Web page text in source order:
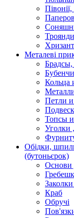
Металеві
Кольца
Петли
Топсы
Уголки
Обідки,
(бутоньєрок)
Основи
Краб
Обручі